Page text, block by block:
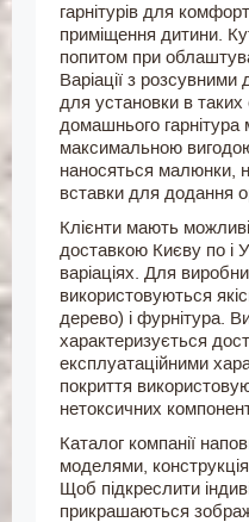
гарнітурів для
приміщення дитини.
попитом при
Варіації з розсувними
для установки в таких
домашнього
максимальною
наносяться малюнки,
вставки для додання
Клієнти мають
доставкою Києву по і
варіаціях. Для
використовуються
дерево) і фурнітура.
характеризується
експлуатаційними
покриття
нетоксичних
Каталог компанії
моделями,
Щоб підкреслити
прикрашаються